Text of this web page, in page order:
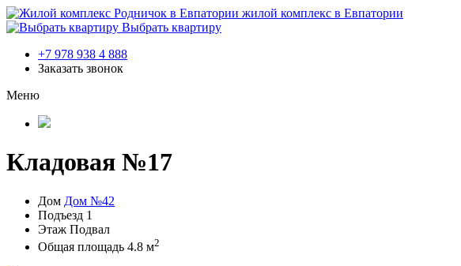
жилой комплекс в Евпатории
Выбрать квартиру
+7 978 938 4 888
Заказать звонок
Меню
Кладовая №17
Дом Дом №42
Подъезд 1
Этаж Подвал
Общая площадь 4.8 м2